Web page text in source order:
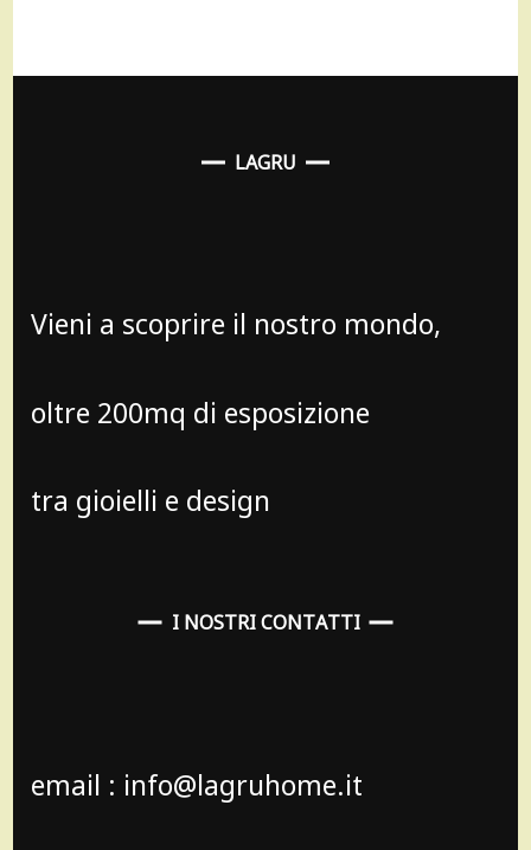
LAGRU
Vieni a scoprire il nostro mondo,
oltre 200mq di esposizione
tra gioielli e design
I NOSTRI CONTATTI
email : info@lagruhome.it